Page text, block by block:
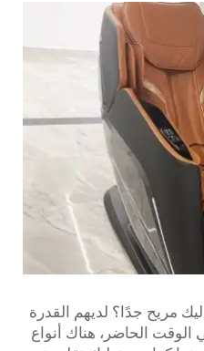
مريح جدًا؟ لديهم القدرة
الحاضر، هناك أنواع